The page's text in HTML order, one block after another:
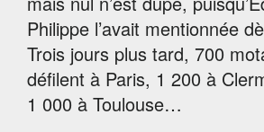
Philippe l’avait mentionnée
Trois jours plus tard, 700
défilent à Paris, 1 200 à
1 000 à Toulouse…